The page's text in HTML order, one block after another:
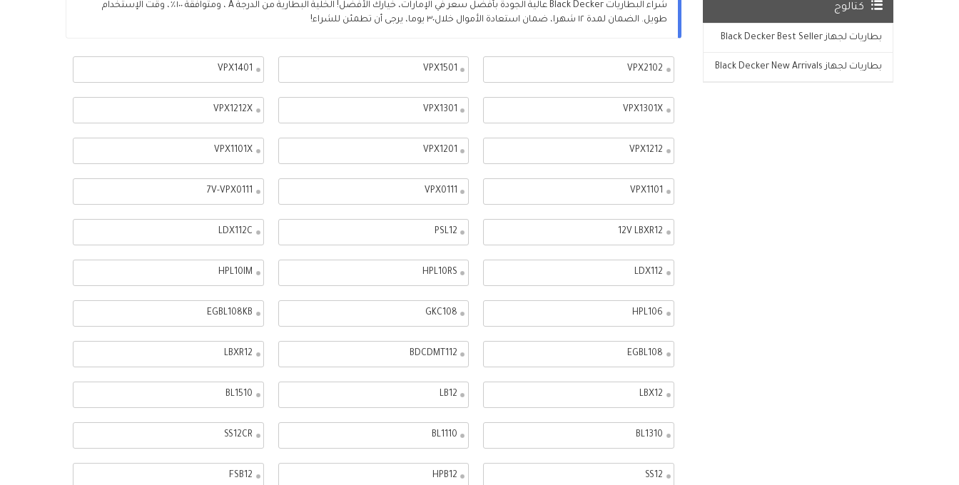
شراء البطاريات Black Decker عالية الجودة بأفضل سعر في الإمارات، خيارك الأفضل! الخلية البطارية من الدرجة A ، ومتوافقة ١٠٠٪، وقت الإستخدام
طويل. الضمان لمدة ١٢ شهرا، ضمان استعادة الأموال خلال٣٠ يوما، يرجى أن تطمئن للشراء!
VPX2102
VPX1501
VPX1401
VPX1301X
VPX1301
VPX1212X
VPX1212
VPX1201
VPX1101X
VPX1101
VPX0111
7V-VPX0111
12V LBXR12
PSL12
LDX112C
LDX112
HPL10RS
HPL10IM
HPL106
GKC108
EGBL108KB
EGBL108
BDCDMT112
LBXR12
LBX12
LB12
BL1510
BL1310
BL1110
SS12CR
SS12
HPB12
FSB12
كتالوج
بطاريات لجهاز Black Decker Best Seller
بطاريات لجهاز Black Decker New Arrivals